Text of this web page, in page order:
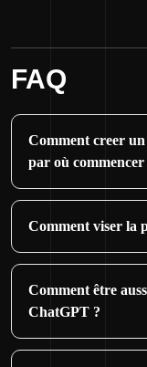
FAQ
Comment creer
par où commencer
Comment viser la
Comment être
ChatGPT ?